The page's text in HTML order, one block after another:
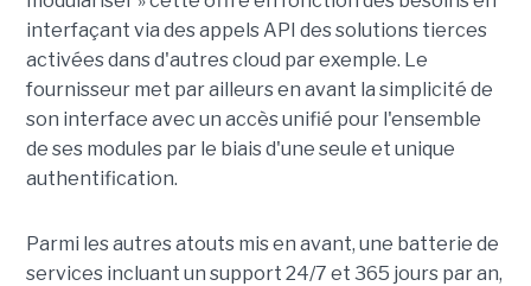
interfaçant via des appels API des solutions tierces
activées dans d'autres cloud par exemple. Le
fournisseur met par ailleurs en avant la simplicité de
son interface avec un accès unifié pour l'ensemble
de ses modules par le biais d'une seule et unique
authentification.
Parmi les autres atouts mis en avant, une batterie de
services incluant un support 24/7 et 365 jours par an,